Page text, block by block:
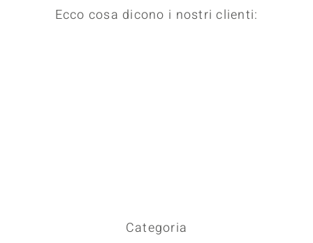
Ecco cosa dicono i nostri clienti:
Categoria